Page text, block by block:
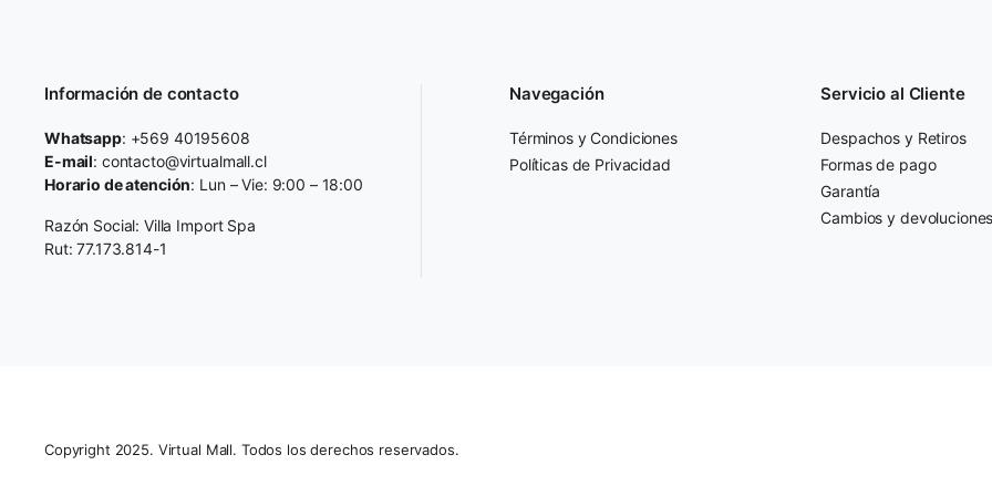
Información de contacto
Whatsapp: +569 40195608
E-mail: contacto@virtualmall.cl
Horario de atención: Lun – Vie: 9:00 – 18:00
Razón Social: Villa Import Spa
Rut: 77.173.814-1
Navegación
Términos y Condiciones
Políticas de Privacidad
Servicio al Cliente
Despachos y Retiros
Formas de pago
Garantía
Cambios y
Copyright 2025. Virtual Mall. Todos los derechos reservados.